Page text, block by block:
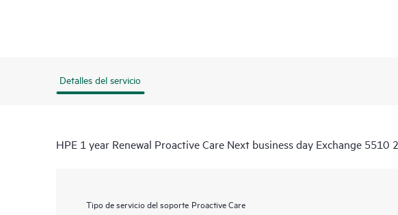
Detalles del servicio
HPE 1 year Renewal Proactive Care Next business day Exchange 5510
Tipo de servicio del soporte Proactive Care